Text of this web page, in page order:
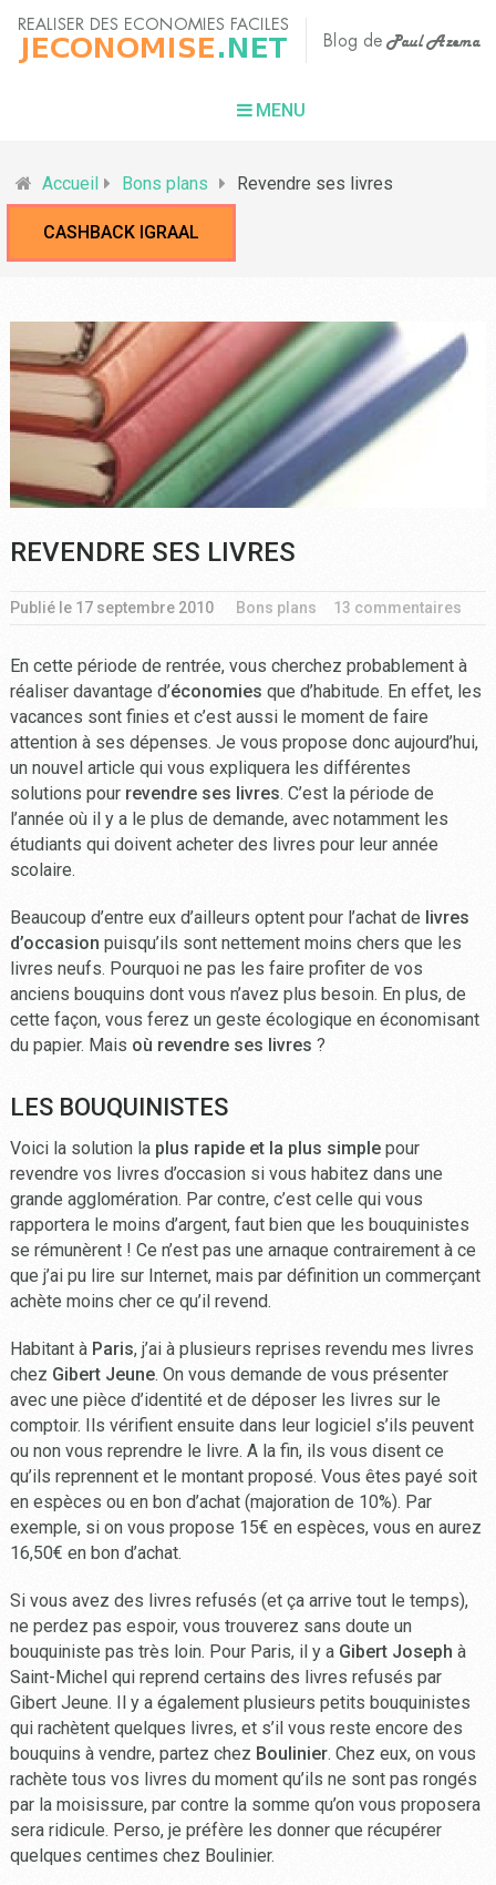
MENU
Accueil Bons plans Revendre ses livres
CASHBACK IGRAAL
REVENDRE SES LIVRES
Publié le 17 septembre 2010 Bons plans 13 commentaires
En cette période de rentrée, vous cherchez probablement à
réaliser davantage d’économies que d’habitude. En effet, les
vacances sont finies et c’est aussi le moment de faire
attention à ses dépenses. Je vous propose donc aujourd’hui,
un nouvel article qui vous expliquera les différentes
solutions pour revendre ses livres. C’est la période de
l’année où il y a le plus de demande, avec notamment les
étudiants qui doivent acheter des livres pour leur année
scolaire.
Beaucoup d’entre eux d’ailleurs optent pour l’achat de livres
d’occasion puisqu’ils sont nettement moins chers que les
livres neufs. Pourquoi ne pas les faire profiter de vos
anciens bouquins dont vous n’avez plus besoin. En plus, de
cette façon, vous ferez un geste écologique en économisant
du papier. Mais où revendre ses livres ?
LES BOUQUINISTES
Voici la solution la plus rapide et la plus simplepour
revendre vos livres d’occasion si vous habitez dans une
grande agglomération. Par contre, c’est celle qui vous
rapportera le moins d’argent, faut bien que les bouquinistes
se rémunèrent ! Ce n’est pas une arnaque contrairement à ce
que j’ai pu lire sur Internet, mais par définition un commerçant
achète moins cher ce qu’il revend.
Habitant à Paris, j’ai à plusieurs reprises revendu mes livres
chez Gibert Jeune. On vous demande de vous présenter
avec une pièce d’identité et de déposer les livres sur le
comptoir. Ils vérifient ensuite dans leur logiciel s’ils peuvent
ou non vous reprendre le livre. A la fin, ils vous disent ce
qu’ils reprennent et le montant proposé. Vous êtes payé soit
en espèces ou en bon d’achat (majoration de 10%). Par
exemple, si on vous propose 15€ en espèces, vous en aurez
16,50€ en bon d’achat.
Si vous avez des livres refusés (et ça arrive tout le temps),
ne perdez pas espoir, vous trouverez sans doute un
bouquiniste pas très loin. Pour Paris, il y a Gibert Joseph à
Saint-Michel qui reprend certains des livres refusés par
Gibert Jeune. Il y a également plusieurs petits bouquinistes
qui rachètent quelques livres, et s’il vous reste encore des
bouquins à vendre, partez chez Boulinier. Chez eux, on vous
rachète tous vos livres du moment qu’ils ne sont pas rongés
par la moisissure, par contre la somme qu’on vous proposera
sera ridicule. Perso, je préfère les donner que récupérer
quelques centimes chez Boulinier.